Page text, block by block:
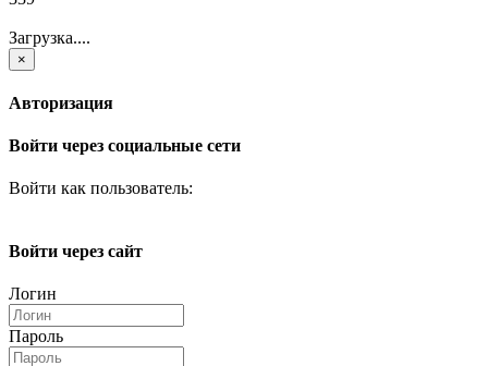
Загрузка....
×
Авторизация
Войти через социальные сети
Войти как пользователь:
Войти через сайт
Логин
Пароль